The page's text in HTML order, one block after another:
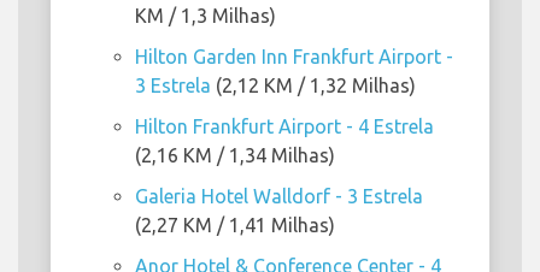
KM / 1,3 Milhas)
Hilton Garden Inn Frankfurt Airport -
3 Estrela (2,12 KM / 1,32 Milhas)
Hilton Frankfurt Airport - 4 Estrela
(2,16 KM / 1,34 Milhas)
Galeria Hotel Walldorf - 3 Estrela
(2,27 KM / 1,41 Milhas)
Anor Hotel & Conference Center - 4